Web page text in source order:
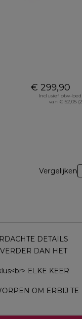
€ 299,90
Inclusief btw-
van € 52,05
Vergelijken
DETAILS
DAN HET
ELKE KEER
OM ERBIJ TE